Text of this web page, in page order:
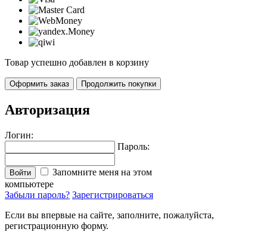
Товар успешно добавлен в корзину
Оформить заказ Продолжить покупки
Авторизация
Логин:
Пароль:
Войти
Запомните меня на этом
компьютере
Забыли пароль? Зарегистрироваться
Если вы впервые на сайте, заполните, пожалуйста,
регистрационную форму.